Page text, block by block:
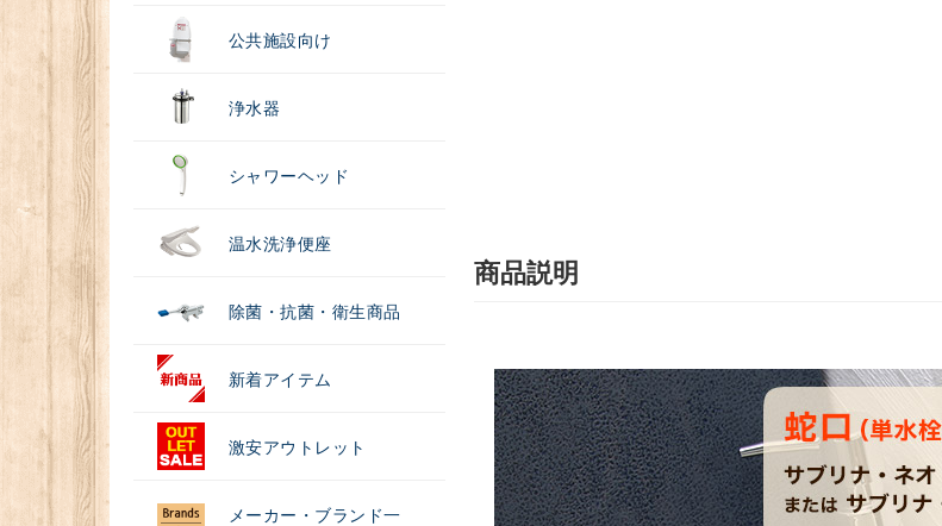
公共施設向け
浄水器
シャワーヘッド
温水洗浄便座
除菌・抗菌・衛生商品
新着アイテム
激安アウトレット
メーカー・ブランド一
商品説明